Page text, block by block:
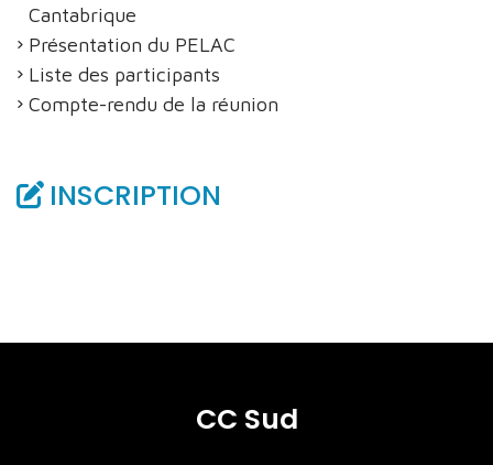
Cantabrique
Présentation du PELAC
Liste des participants
Compte-rendu de la réunion
INSCRIPTION
CC Sud